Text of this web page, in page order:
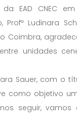
EAD CNEC
Ludinara
Coimbra,
unidades
Sauer, com o
como objetivo
seguir,